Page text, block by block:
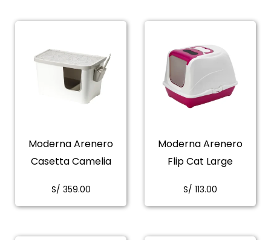
Moderna Arenero
Casetta Camelia
S/ 359.00
Moderna Arenero
Flip Cat Large
S/ 113.00